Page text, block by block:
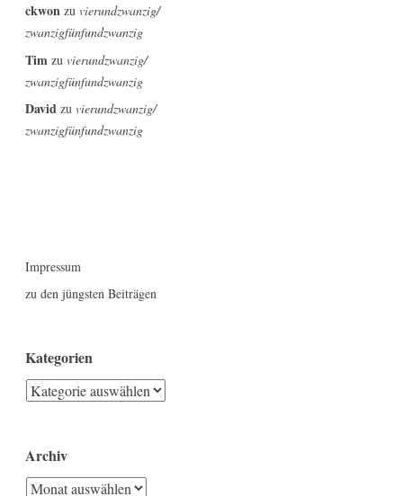
ckwon zu vierundzwanzig/
zwanzigfünfundzwanzig
Tim zu vierundzwanzig/
zwanzigfünfundzwanzig
David zu vierundzwanzig/
zwanzigfünfundzwanzig
Impressum
zu den jüngsten Beiträgen
Kategorien
Kategorien
Archiv
Archiv